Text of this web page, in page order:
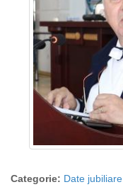
Categorie: Date jubiliare